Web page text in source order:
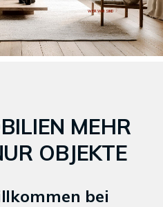
WER WIR SIND
MEHR
OBJEKTE
bei